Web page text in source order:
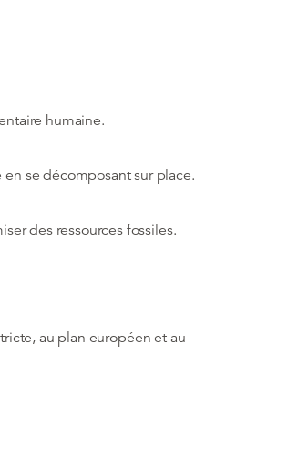
humaine.
se décomposant sur place.
des ressources fossiles.
au plan européen et au